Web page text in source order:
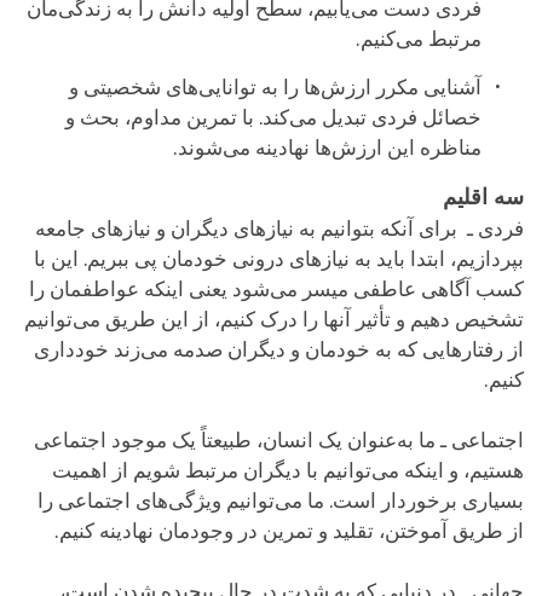
فردی دست می‌یابیم، سطح اولیه دانش را به زندگی‌مان
مرتبط می‌کنیم.
آشنایی مکرر ارزش‌ها را به توانایی‌های شخصیتی و
خصائل فردی تبدیل می‌کند. با تمرین مداوم، بحث و
مناظره این ارزش‌ها نهادینه می‌شوند.
سه اقلیم
فردی ـ برای آنکه بتوانیم به نیازهای دیگران و نیازهای جامعه
بپردازیم، ابتدا باید به نیازهای درونی خودمان پی ببریم. این با
کسب آگاهی عاطفی میسر می‌شود یعنی اینکه عواطفمان را
تشخیص دهیم و تأثیر آنها را درک کنیم، از این طریق می‌توانیم
از رفتارهایی که به خودمان و دیگران صدمه می‌زند خودداری
کنیم.
اجتماعی ـ ما به‌عنوان یک انسان، طبیعتاً یک موجود اجتماعی
هستیم، و اینکه می‌توانیم با دیگران مرتبط شویم از اهمیت
بسیاری برخوردار است. ما می‌توانیم ویژگی‌های اجتماعی را
از طریق آموختن، تقلید و تمرین در وجودمان نهادینه کنیم.